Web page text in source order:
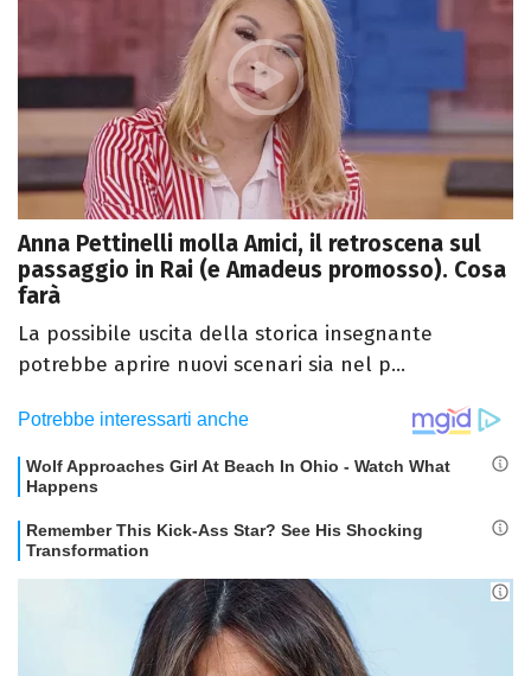
Anna Pettinelli molla Amici, il retroscena sul
passaggio in Rai (e Amadeus promosso). Cosa
farà
La possibile uscita della storica insegnante
potrebbe aprire nuovi scenari sia nel p...